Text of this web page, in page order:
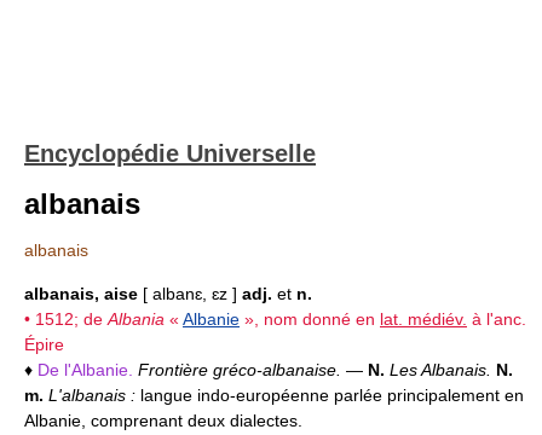
Encyclopédie Universelle
albanais
albanais
albanais, aise [ albanɛ, ɛz ] adj. et n.
• 1512; de Albania « Albanie », nom donné en lat. médiév. à l'anc.
Épire
♦ De l'Albanie. Frontière gréco-albanaise. — N. Les Albanais. N.
m. L'albanais : langue indo-européenne parlée principalement en
Albanie, comprenant deux dialectes.